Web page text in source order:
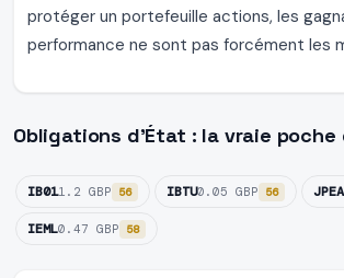
protéger un portefeuille actions, les
performance ne sont pas forcément les
Obligations d’État : la vraie
IB011.2 GBP 56 IBTU0.05 GBP 56 JPEA
IEML0.47 GBP 58